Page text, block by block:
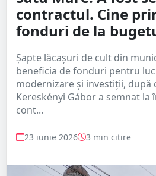
contractul. Cine
fonduri de la
Șapte lăcașuri de cult din
beneficia de fonduri pentru
modernizare și investiții, după
Kereskényi Gábor a semnat
cont...
23 iunie 2026 3 min citire